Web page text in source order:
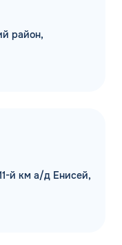
район,
й км а/д Енисей,